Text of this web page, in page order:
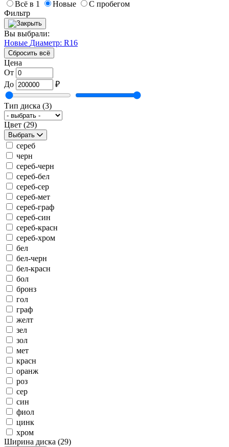
Всё в 1 Новые
С пробегом
Фильтр
Вы выбрали:
Новые Диаметр: R16
Сбросить всё
Цена
От
До
₽
Тип диска (3)
Цвет (29)
Выбрать
сереб
черн
сереб-черн
сереб-бел
сереб-сер
сереб-мет
сереб-граф
сереб-син
сереб-красн
сереб-хром
бел
бел-черн
бел-красн
бол
бронз
гол
граф
желт
зел
зол
мет
красн
оранж
роз
сер
син
фиол
цинк
хром
Ширина диска (29)